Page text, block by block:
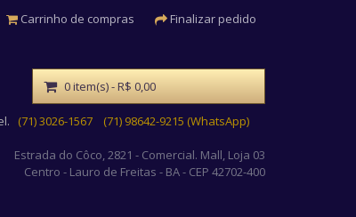
Carrinho de compras Finalizar pedido
(71) 3026-1567 (71) 98642-9215 (WhatsApp)
Estrada do Côco, 2821 - Comercial. Mall, Loja 03
Centro - Lauro de Freitas - BA - CEP 42702-400
0 item(s) - R$ 0,00